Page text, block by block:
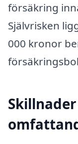
försäkring
Självrisken
000 kronor